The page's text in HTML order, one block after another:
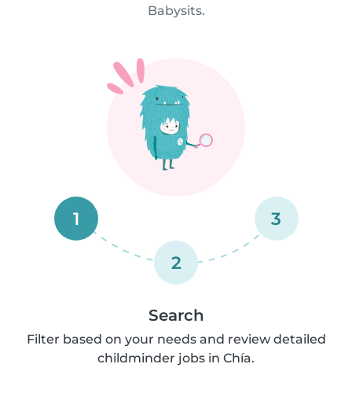
Babysits.
1
2
3
Search
Filter based on your needs and review detailed
childminder jobs in Chía.